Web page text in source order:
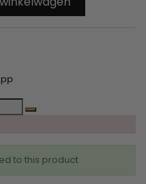
to this product